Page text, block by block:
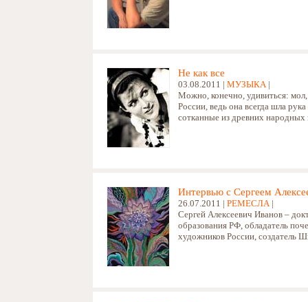
Не как все
03.08.2011 | МУЗЫКА|
Можно, конечно, удивиться:
России, ведь она всегда шла
сотканные из древних народных
Интервью с Сергеем
26.07.2011 | РЕМЕСЛА|
Сергей Алексеевич Иванов –
образования РФ, обладатель
художников России, создатель